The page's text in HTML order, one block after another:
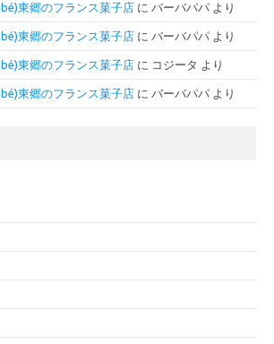
東郷のフランス菓子店 に バーバパパ より
東郷のフランス菓子店 に バーバパパ より
東郷のフランス菓子店 に コジータ より
東郷のフランス菓子店 に バーバパパ より